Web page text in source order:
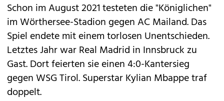
Schon im August 2021 testeten die "Königlichen"
im Wörthersee-Stadion gegen AC Mailand. Das
Spiel endete mit einem torlosen Unentschieden.
Letztes Jahr war Real Madrid in Innsbruck zu
Gast. Dort feierten sie einen 4:0-Kantersieg
gegen WSG Tirol. Superstar Kylian Mbappe traf
doppelt.